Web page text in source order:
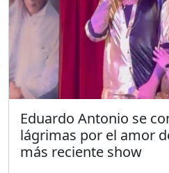
Eduardo Antonio se
lágrimas por el amor
más reciente show